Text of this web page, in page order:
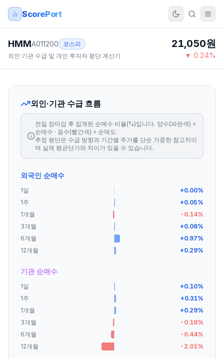
ScorePort
HMMA011200
코스피
외인·기관 수급 및 개인 투자자 평단 계산기
21,050원
▼ 0.24%
외인·기관 수급 흐름
전일 장마감 후 집계된 순매수 비율(%)입니다. 양수(파란색) =
순매수 · 음수(빨간색) = 순매도.
추정 평단은 수급 방향과 기간별 주가를 단순 가중한 참고치이
며 실제 평균단가와 차이가 있을 수 있습니다.
외국인 순매수
1일 +0.00%
1주
+0.05%
1개월
-0.14%
3개월
+0.06%
6개월
+0.97%
12개월
+0.29%
기관 순매수
1일 +0.10%
1주
+0.31%
1개월
+0.29%
3개월
-0.16%
6개월
-0.44%
12개월
-2.01%